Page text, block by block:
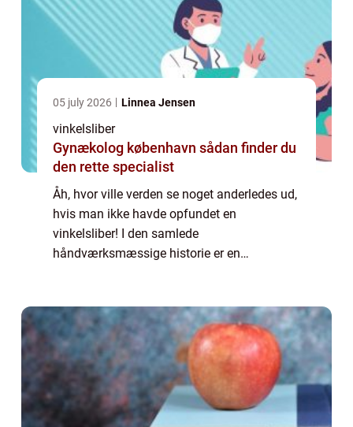
05 july 2026 Linnea Jensen
vinkelsliber
Gynækolog københavn sådan finder du
den rette specialist
Åh, hvor ville verden se noget anderledes ud,
hvis man ikke havde opfundet en
vinkelsliber! I den samlede
håndværksmæssige historie er en